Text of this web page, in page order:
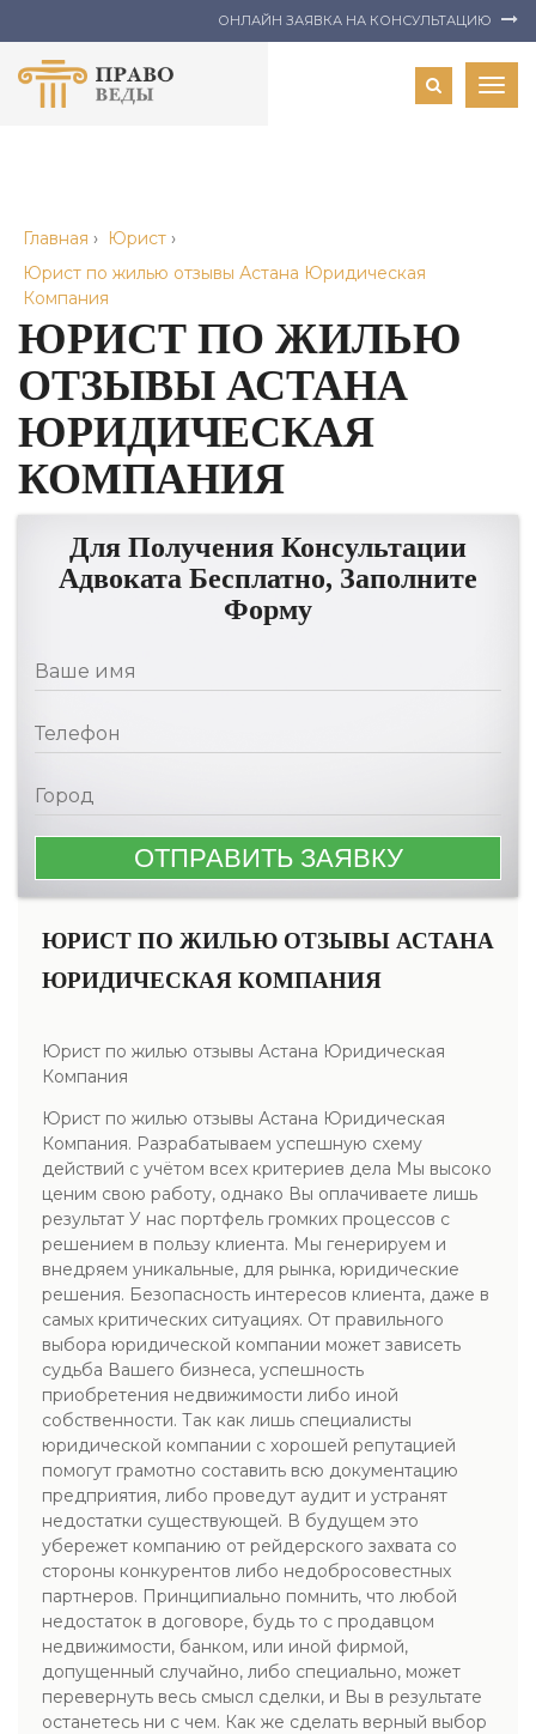
ОНЛАЙН ЗАЯВКА НА КОНСУЛЬТАЦИЮ
Главная › Юрист ›
Юрист по жилью отзывы Астана Юридическая
Компания
ЮРИСТ ПО ЖИЛЬЮ
ОТЗЫВЫ АСТАНА
ЮРИДИЧЕСКАЯ
КОМПАНИЯ
Для Получения Консультации
Адвоката Бесплатно, Заполните
Форму
ЮРИСТ ПО ЖИЛЬЮ ОТЗЫВЫ АСТАНА
ЮРИДИЧЕСКАЯ КОМПАНИЯ
Юрист по жилью отзывы Астана Юридическая
Компания
Юрист по жилью отзывы Астана Юридическая
Компания. Разрабатываем успешную схему
действий с учётом всех критериев дела Мы высоко
ценим свою работу, однако Вы оплачиваете лишь
результат У нас портфель громких процессов с
решением в пользу клиента. Мы генерируем и
внедряем уникальные, для рынка, юридические
решения. Безопасность интересов клиента, даже в
самых критических ситуациях. От правильного
выбора юридической компании может зависеть
судьба Вашего бизнеса, успешность
приобретения недвижимости либо иной
собственности. Так как лишь специалисты
юридической компании с хорошей репутацией
помогут грамотно составить всю документацию
предприятия, либо проведут аудит и устранят
недостатки существующей. В будущем это
убережет компанию от рейдерского захвата со
стороны конкурентов либо недобросовестных
партнеров. Принципиально помнить, что любой
недостаток в договоре, будь то с продавцом
недвижимости, банком, или иной фирмой,
допущенный случайно, либо специально, может
перевернуть весь смысл сделки, и Вы в результате
останетесь ни с чем. Как же сделать верный выбор